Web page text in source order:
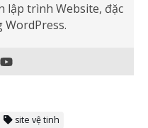
lập trình Website, đặc
site vệ tinh